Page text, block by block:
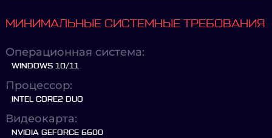
МИНИМАЛЬНЫЕ СИСТЕМНЫЕ ТРЕБОВАНИЯ
Операционная система:
WINDOWS 10/11
Процессор:
INTEL CORE2 DUO
Видеокарта:
NVIDIA GEFORCE 6600